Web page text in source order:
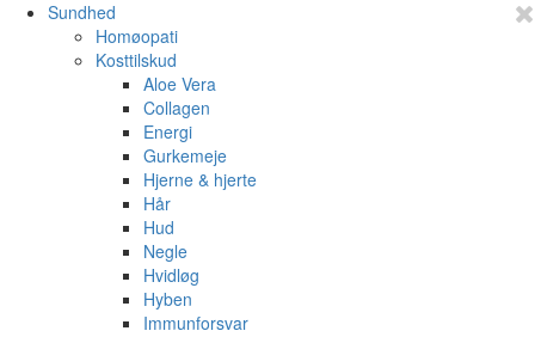
Sundhed
Homøopati
Kosttilskud
Aloe Vera
Collagen
Energi
Gurkemeje
Hjerne & hjerte
Hår
Hud
Negle
Hvidløg
Hyben
Immunforsvar